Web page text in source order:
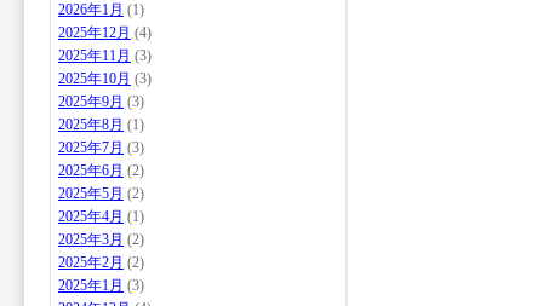
2026年1月 (1)
2025年12月 (4)
2025年11月 (3)
2025年10月 (3)
2025年9月 (3)
2025年8月 (1)
2025年7月 (3)
2025年6月 (2)
2025年5月 (2)
2025年4月 (1)
2025年3月 (2)
2025年2月 (2)
2025年1月 (3)